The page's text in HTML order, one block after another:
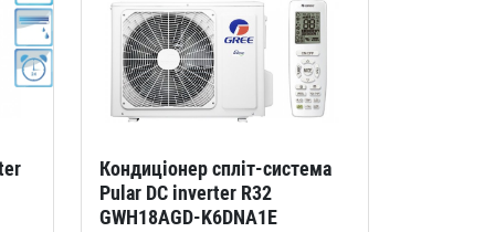
Кондиціонер спліт-система
Pular DC inverter R32
GWH18AGD-K6DNA1E